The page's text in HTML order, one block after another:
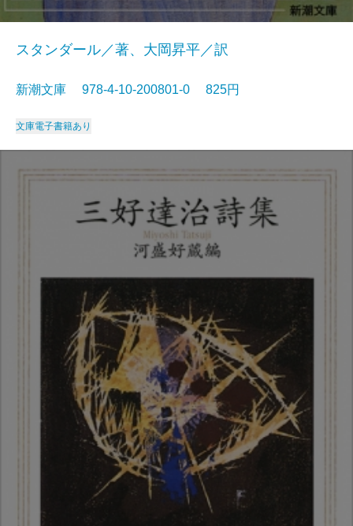
スタンダール／著、大岡昇平／訳
新潮文庫 978-4-10-200801-0 825円
文庫電子書籍あり